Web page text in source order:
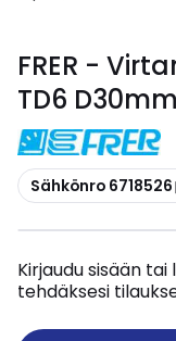
FRER -
TD6
Kopioi
Sähkönro 6718526
Kirjaudu sisään
tehdäksesi